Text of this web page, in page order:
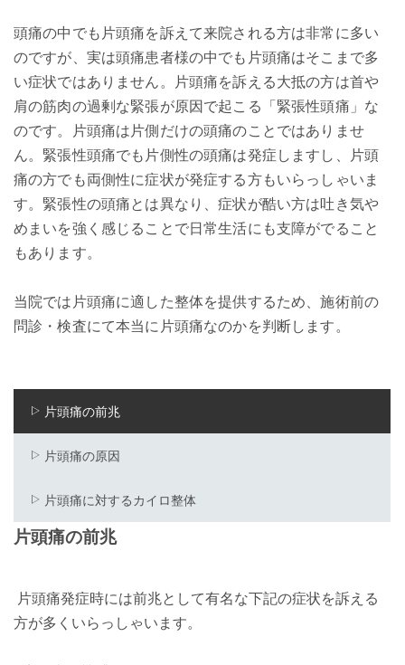
頭痛の中でも片頭痛を訴えて来院される方は非常に多い
のですが、実は頭痛患者様の中でも片頭痛はそこまで多
い症状ではありません。片頭痛を訴える大抵の方は首や
肩の筋肉の過剰な緊張が原因で起こる「緊張性頭痛」な
のです。片頭痛は片側だけの頭痛のことではありませ
ん。緊張性頭痛でも片側性の頭痛は発症しますし、片頭
痛の方でも両側性に症状が発症する方もいらっしゃいま
す。緊張性の頭痛とは異なり、症状が酷い方は吐き気や
めまいを強く感じることで日常生活にも支障がでること
もあります。
当院では片頭痛に適した整体を提供するため、施術前の
問診・検査にて本当に片頭痛なのかを判断します。
片頭痛の前兆
片頭痛の原因
片頭痛に対するカイロ整体
片頭痛の前兆
片頭痛発症時には前兆として有名な下記の症状を訴える
方が多くいらっしゃいます。